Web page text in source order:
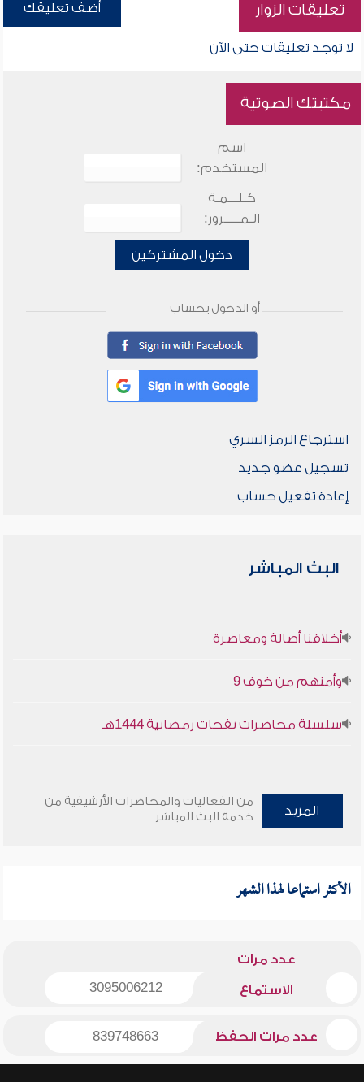
تعليقات الزوار أضف تعليقك
لا توجد تعليقات حتى الآن
مكتبتك الصوتية
اسم
المستخدم:
كـلـــمـة
الـمـــــرور:
دخول المشتركين
أو الدخول بحساب
استرجاع الرمز السري
تسجيل عضو جديد
إعادة تفعيل حساب
البث المباشر
أخلاقنا أصالة ومعاصرة
وأمنهم من خوف 9
سلسلة محاضرات نفحات رمضانية 1444هـ
المزيد
من الفعاليات والمحاضرات الأرشيفية من
خدمة البث المباشر
الأكثر استماعا لهذا الشهر
عدد مرات
الاستماع 3095006212
عدد مرات الحفظ 839748663